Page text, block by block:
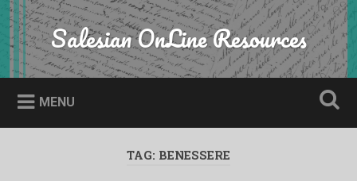
Skip
to
content
Search Salesian OnLine Resources
MENU
TAG: BENESSERE